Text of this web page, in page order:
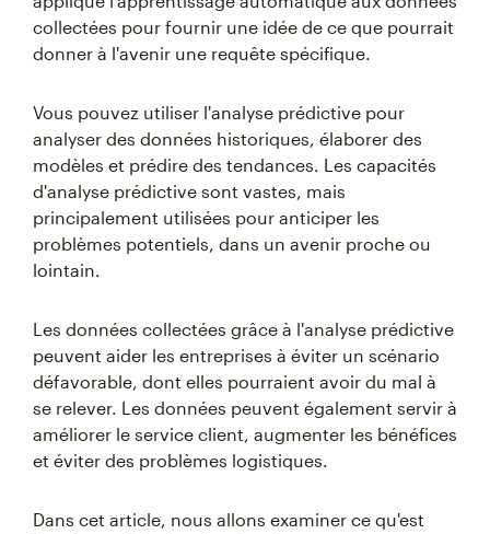
collectées pour fournir une idée de ce que pourrait
donner à l'avenir une requête spécifique.
Vous pouvez utiliser l'analyse prédictive pour
analyser des données historiques, élaborer des
modèles et prédire des tendances. Les capacités
d'analyse prédictive sont vastes, mais
principalement utilisées pour anticiper les
problèmes potentiels, dans un avenir proche ou
lointain.
Les données collectées grâce à l'analyse prédictive
peuvent aider les entreprises à éviter un scénario
défavorable, dont elles pourraient avoir du mal à
se relever. Les données peuvent également servir à
améliorer le service client, augmenter les bénéfices
et éviter des problèmes logistiques.
Dans cet article, nous allons examiner ce qu'est